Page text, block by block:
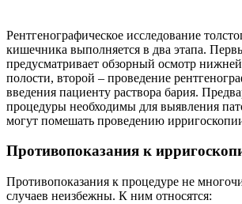
Рентгенографическое исследование
кишечника выполняется в два этапа.
предусматривает обзорный осмотр
полости, второй – проведение
введения пациенту раствора бария.
процедуры необходимы для выявления
могут помешать проведению
Противопоказания к
Противопоказания к процедуре не
случаев неизбежны. К ним относятся: